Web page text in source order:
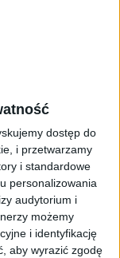
dostęp do
i przetwarzamy
i standardowe
personalizowania
audytorium i
możemy
i identyfikację
aby wyrazić zgodę
955
GHz
T880
mAh